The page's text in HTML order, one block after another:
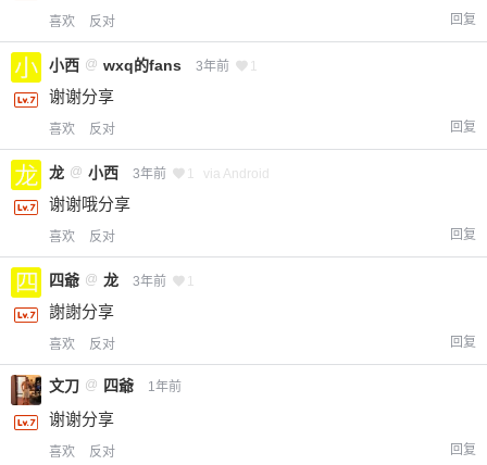
喜欢 反对 回复
小西 @ wxq的fans 3年前 1
谢谢分享
喜欢 反对 回复
龙 @ 小西 3年前 1 via Android
谢谢哦分享
喜欢 反对 回复
四爺 @ 龙 3年前 1
謝謝分享
喜欢 反对 回复
文刀 @ 四爺 1年前
谢谢分享
喜欢 反对 回复